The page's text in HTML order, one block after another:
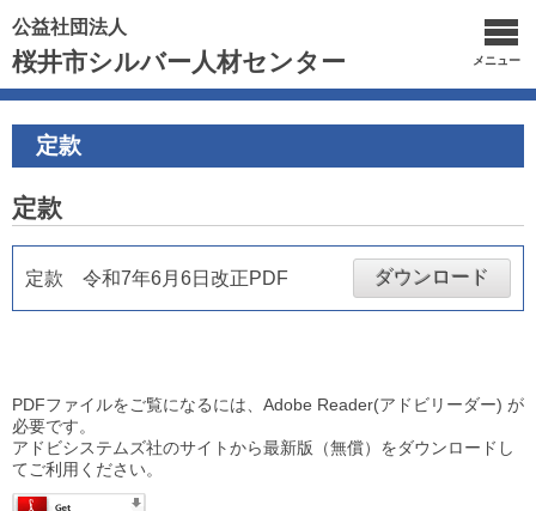
公益社団法人
桜井市シルバー人材センター メニュー
定款
定款
定款 令和7年6月6日改正PDF ダウンロード
PDFファイルをご覧になるには、Adobe Reader(アドビリーダー) が
必要です。
アドビシステムズ社のサイトから最新版（無償）をダウンロードし
てご利用ください。